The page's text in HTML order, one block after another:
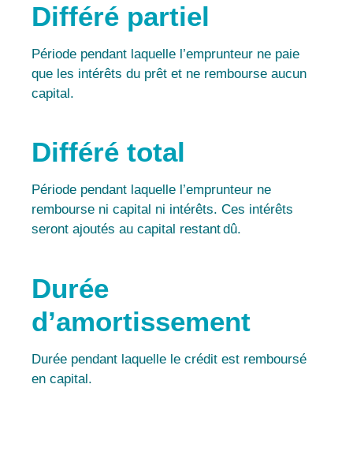
Différé partiel
Période pendant laquelle l’emprunteur ne paie
que les intérêts du prêt et ne rembourse aucun
capital.
Différé total
Période pendant laquelle l’emprunteur ne
rembourse ni capital ni intérêts. Ces intérêts
seront ajoutés au capital restant dû.
Durée
d’amortissement
Durée pendant laquelle le crédit est remboursé
en capital.